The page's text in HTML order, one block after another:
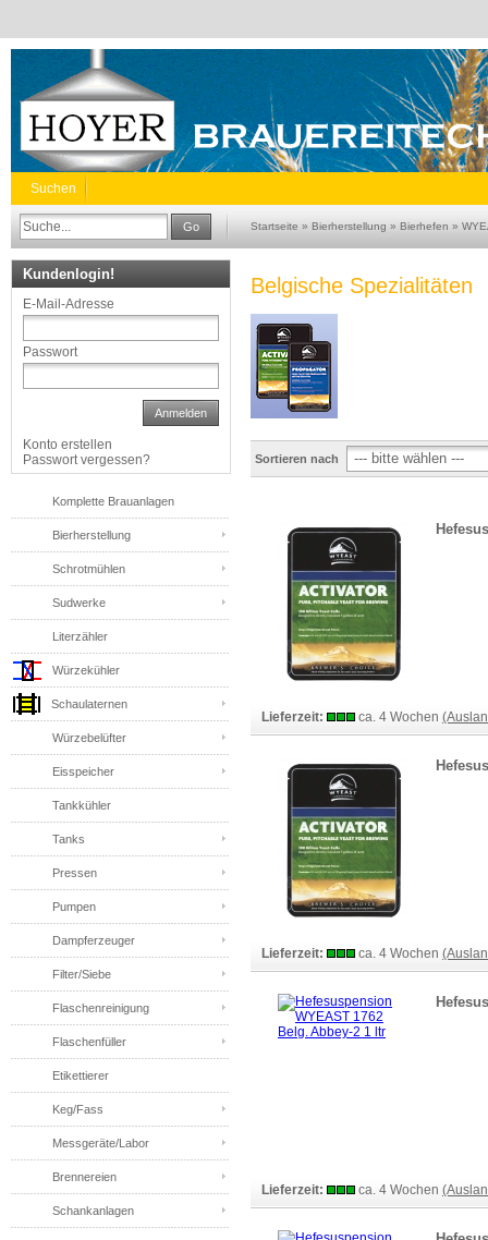
Suchen
Go Startseite » Bierherstellung » Bierhefen »
Belgische Spezialitäten
Sortieren nach
Lieferzeit: ca. 4 Wochen
Lieferzeit: ca. 4 Wochen
Lieferzeit: ca. 4 Wochen
Kundenlogin!
E-Mail-Adresse
Passwort
Anmelden
Konto erstellen
Passwort vergessen?
Komplette Brauanlagen
Bierherstellung
Schrotmühlen
Sudwerke
Literzähler
Würzekühler
Schaulaternen
Würzebelüfter
Eisspeicher
Tankkühler
Tanks
Pressen
Pumpen
Dampferzeuger
Filter/Siebe
Flaschenreinigung
Flaschenfüller
Etikettierer
Keg/Fass
Messgeräte/Labor
Brennereien
Schankanlagen